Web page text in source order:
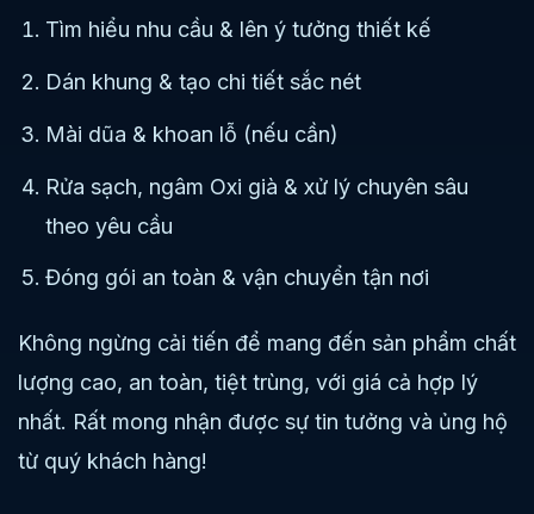
Tìm hiểu nhu cầu & lên ý tưởng thiết kế
Dán khung & tạo chi tiết sắc nét
Mài dũa & khoan lỗ (nếu cần)
Rửa sạch, ngâm Oxi già & xử lý chuyên sâu
theo yêu cầu
Đóng gói an toàn & vận chuyển tận nơi
Không ngừng cải tiến để mang đến sản phẩm chất
lượng cao, an toàn, tiệt trùng, với giá cả hợp lý
nhất. Rất mong nhận được sự tin tưởng và ủng hộ
từ quý khách hàng!